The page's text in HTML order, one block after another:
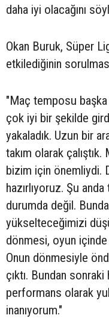
daha iyi olacağını
Okan Buruk, Süper
etkilediğinin
"Maç temposu başka
çok iyi bir şekilde
yakaladık. Uzun bir
takım olarak
bizim için önemliydi.
hazırlıyoruz. Şu
durumda değil.
yükselteceğimizi
dönmesi, oyun
Onun dönmesiyle
çıktı. Bundan
performans olarak
inanıyorum."